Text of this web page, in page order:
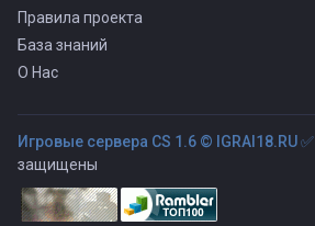
Правила проекта
База знаний
О Нас
Игровые сервера CS 1.6 © IGRAI18.RU ✅
защищены